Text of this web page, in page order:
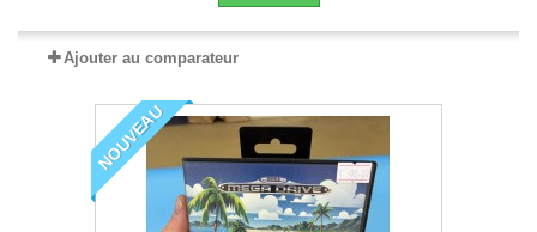
Ajouter au comparateur
NOUVEAU